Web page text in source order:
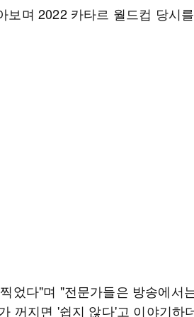
보며 2022 카타르 월드컵 당시
었다"며 "전문가들은 방송에서
꺼지면 '쉽지 않다'고 이야기하